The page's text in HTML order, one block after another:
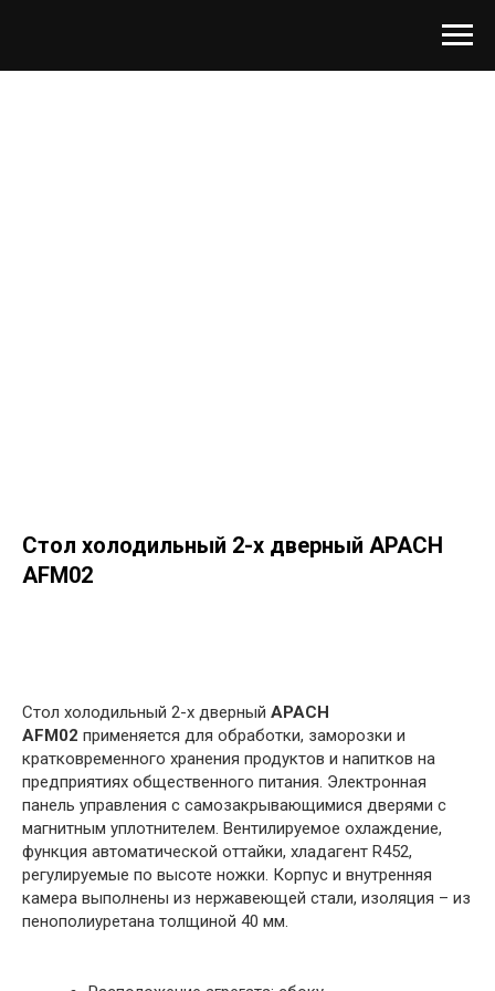
Стол холодильный 2-х дверный APACH
AFM02
Стол холодильный 2-х дверный APACH
AFM02 применяется для обработки, заморозки и
кратковременного хранения продуктов и напитков на
предприятиях общественного питания. Электронная
панель управления с самозакрывающимися дверями с
магнитным уплотнителем. Вентилируемое охлаждение,
функция автоматической оттайки, хладагент R452,
регулируемые по высоте ножки. Корпус и внутренняя
камера выполнены из нержавеющей стали, изоляция – из
пенополиуретана толщиной 40 мм.